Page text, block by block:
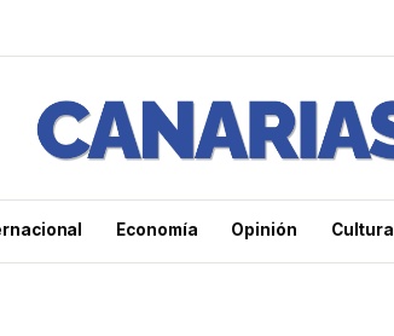
Economía Opinión Cultura